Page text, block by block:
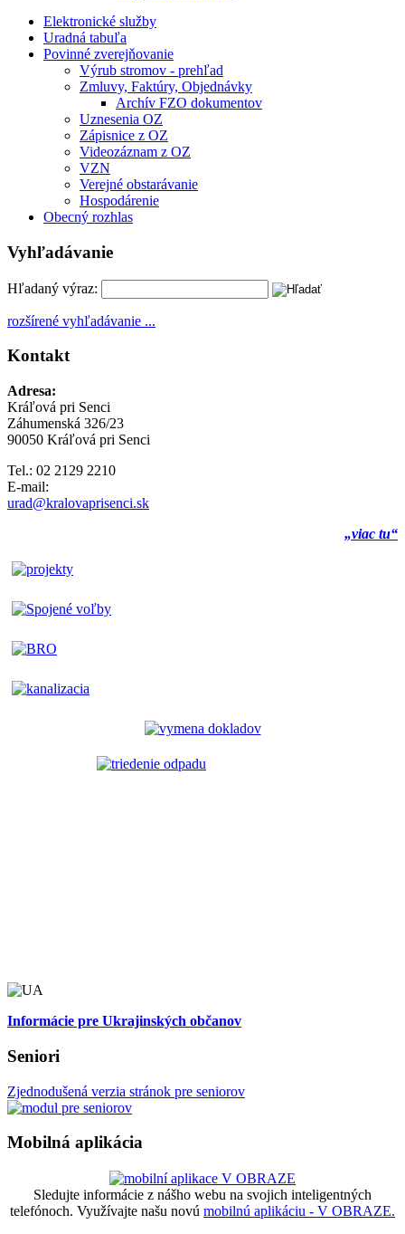
Elektronické služby
Uradná tabuľa
Povinné zverejňovanie
Výrub stromov - prehľad
Zmluvy, Faktúry, Objednávky
Archív FZO dokumentov
Uznesenia OZ
Zápisnice z OZ
Videozáznam z OZ
VZN
Verejné obstarávanie
Hospodárenie
Obecný rozhlas
Vyhľadávanie
Hľadaný výraz:
rozšírené vyhľadávanie ...
Kontakt
Adresa:
Kráľová pri Senci
Záhumenská 326/23
90050 Kráľová pri Senci
Tel.: 02 2129 2210
E-mail:
urad@kralovaprisenci.sk
„viac tu“
Informácie pre Ukrajinských občanov
Seniori
Zjednodušená verzia stránok pre seniorov
Mobilná aplikácia
Sledujte informácie z nášho webu na svojich inteligentných
telefónoch. Využívajte našu novú mobilnú aplikáciu - V OBRAZE.